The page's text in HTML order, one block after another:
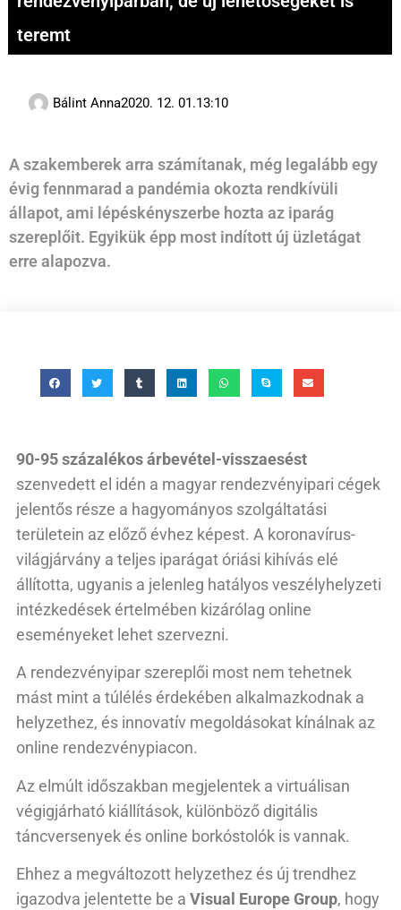
teremt
Bálint Anna2020. 12. 01.13:10
A szakemberek arra számítanak, még legalább egy
évig fennmarad a pandémia okozta rendkívüli
állapot, ami lépéskényszerbe hozta az iparág
szereplőit. Egyikük épp most indított új üzletágat
erre alapozva.
90-95 százalékos árbevétel-visszaesést
szenvedett el idén a magyar rendezvényipari cégek
jelentős része a hagyományos szolgáltatási
területein az előző évhez képest. A koronavírus-
világjárvány a teljes iparágat óriási kihívás elé
állította, ugyanis a jelenleg hatályos veszélyhelyzeti
intézkedések értelmében kizárólag online
eseményeket lehet szervezni.
A rendezvényipar szereplői most nem tehetnek
mást mint a túlélés érdekében alkalmazkodnak a
helyzethez, és innovatív megoldásokat kínálnak az
online rendezvénypiacon.
Az elmúlt időszakban megjelentek a virtuálisan
végigjárható kiállítások, különböző digitális
táncversenyek és online borkóstolók is vannak.
Ehhez a megváltozott helyzethez és új trendhez
igazodva jelentette be a Visual Europe Group, hogy